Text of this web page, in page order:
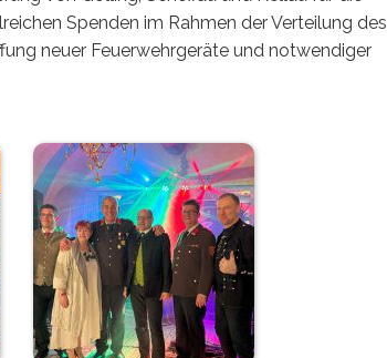
Spenden im Rahmen der Verteilung des
neuer Feuerwehrgeräte und notwendiger